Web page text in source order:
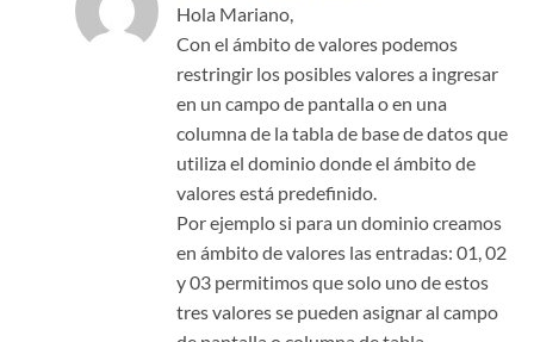
Hola Mariano,
Con el ámbito de valores podemos
restringir los posibles valores a ingresar
en un campo de pantalla o en una
columna de la tabla de base de datos que
utiliza el dominio donde el ámbito de
valores está predefinido.
Por ejemplo si para un dominio creamos
en ámbito de valores las entradas: 01, 02
y 03 permitimos que solo uno de estos
tres valores se pueden asignar al campo